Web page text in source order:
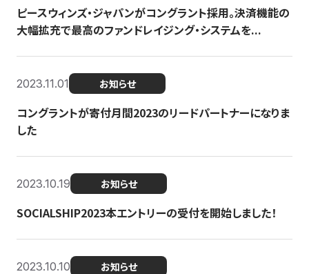
ピースウィンズ・ジャパンがコングラント採用。決済機能の
大幅拡充で最高のファンドレイジング・システムを...
2023.11.01 お知らせ
コングラントが寄付月間2023のリードパートナーになりま
した
2023.10.19 お知らせ
SOCIALSHIP2023本エントリーの受付を開始しました！
2023.10.10 お知らせ